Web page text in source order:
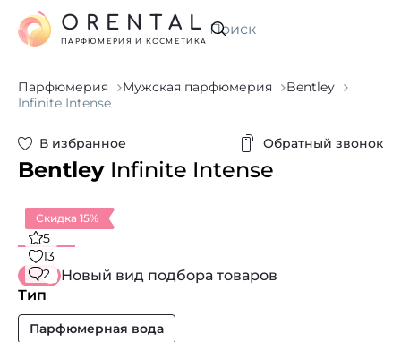
Искать
ORENTAL
ПАРФЮМЕРИЯ И КОСМЕТИКА
Парфюмерия Мужская парфюмерия
Bentley
Infinite Intense
В избранное Обратный звонок
Bentley Infinite Intense
Скидка 15%
5
13
2
Новый вид подбора товаров
Тип
Парфюмерная вода